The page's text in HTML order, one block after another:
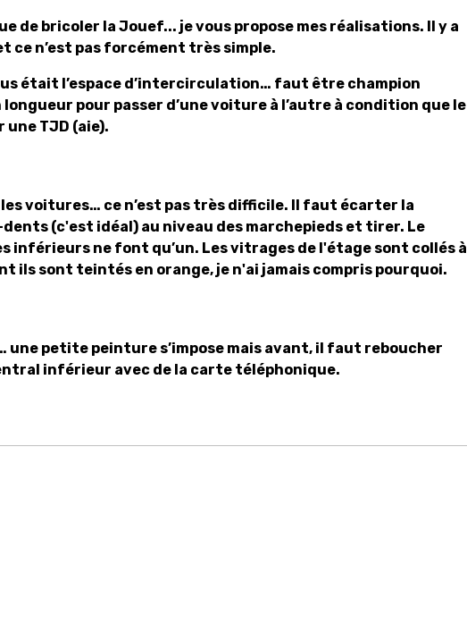
de bricoler la Jouef... je vous propose mes réalisations. Il y a
ce n’est pas forcément très simple.
était l’espace d’intercirculation… faut être champion
pour passer d’une voiture à l’autre à condition que le
une TJD (aie).
voitures… ce n’est pas très difficile. Il faut écarter la
(c'est idéal) au niveau des marchepieds et tirer. Le
inférieurs ne font qu’un. Les vitrages de l'étage sont collés à
ils sont teintés en orange, je n'ai jamais compris pourquoi.
une petite peinture s’impose mais avant, il faut reboucher
inférieur avec de la carte téléphonique.